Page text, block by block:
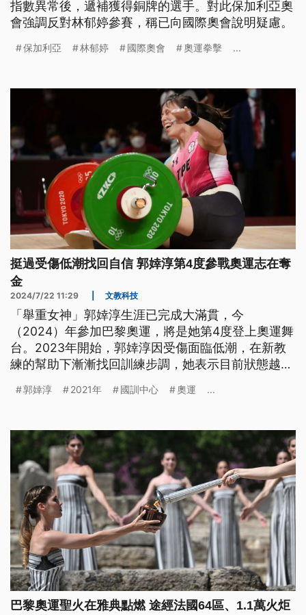
指數異常後，遞補獲得銅牌的選手。對此保加利亞奧
會強調反對林郁婷參賽，稱已向國際奧會說明疑慮。
保加利亞 林郁婷 國際奧會 奧運拳擊 ...
挺過受傷低潮找回自信 郭婞淳第4度參戰奧運志在奪
金
2024/7/22 11:29 文教科技
「舉重女神」郭婞淳生涯已完成大滿貫，今
（2024）年參加巴黎奧運，將是她第4度登上奧運舞
台。2023年開始，郭婞淳因受傷面臨低潮，在新教
練的幫助下漸漸找回訓練步調，她表示目前狀態越來
標。
郭婞淳 2021年 國訓中心 奧運 ...
巴黎奧運聖火在雅典點燃 途經法國64區、1.1萬火炬